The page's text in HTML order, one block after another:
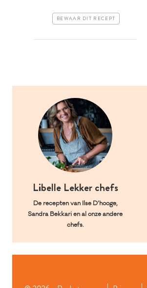
BEWAAR DIT RECEPT
Libelle Lekker chefs
De recepten van Ilse D’hooge,
Sandra Bekkari en al onze andere
chefs.